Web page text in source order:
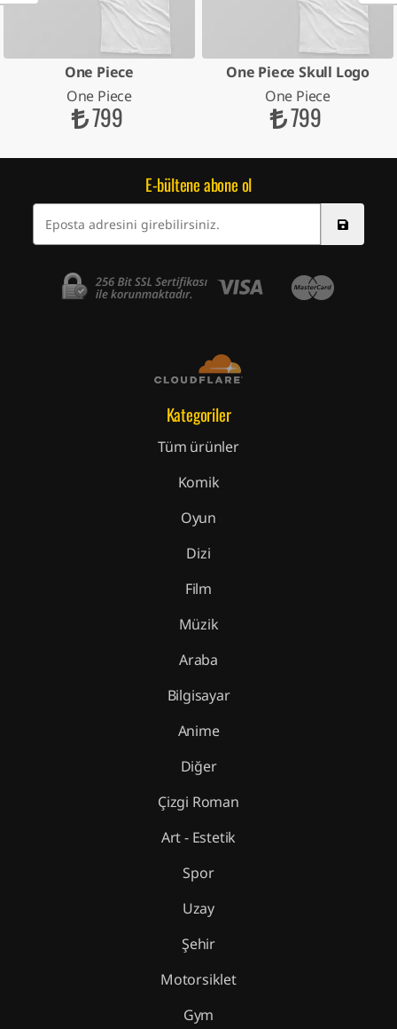
One Piece
One Piece
799
One Piece Skull Logo
One Piece
799
E-bültene abone ol
Kategoriler
Tüm ürünler
Komik
Oyun
Dizi
Film
Müzik
Araba
Bilgisayar
Anime
Diğer
Çizgi Roman
Art - Estetik
Spor
Uzay
Şehir
Motorsiklet
Gym